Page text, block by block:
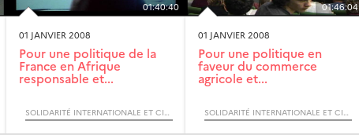
01:40:40
01 JANVIER 2008
Pour une politique de la
France en Afrique
responsable et...
SOLIDARITÉ INTERNATIONALE ET CITOYENNETÉ ACTIVE (CYCLE) / QUESTION DE SENS
01:46:04
01 JANVIER 2008
Pour une politique en
faveur du commerce
agricole et...
SOLIDARITÉ INTERNATIONALE ET CITOYENNETÉ ACTIVE (CYCLE) / QUESTION DE SENS